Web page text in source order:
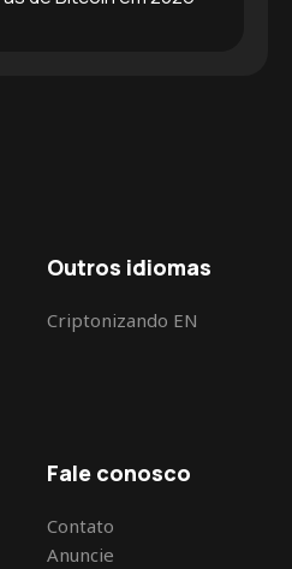
Outros idiomas
Criptonizando EN
Fale conosco
Contato
Anuncie